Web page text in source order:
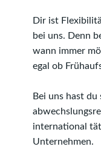
Dir ist
bei uns. Denn
wann immer
egal ob
Bei uns hast du
international
Unternehmen.